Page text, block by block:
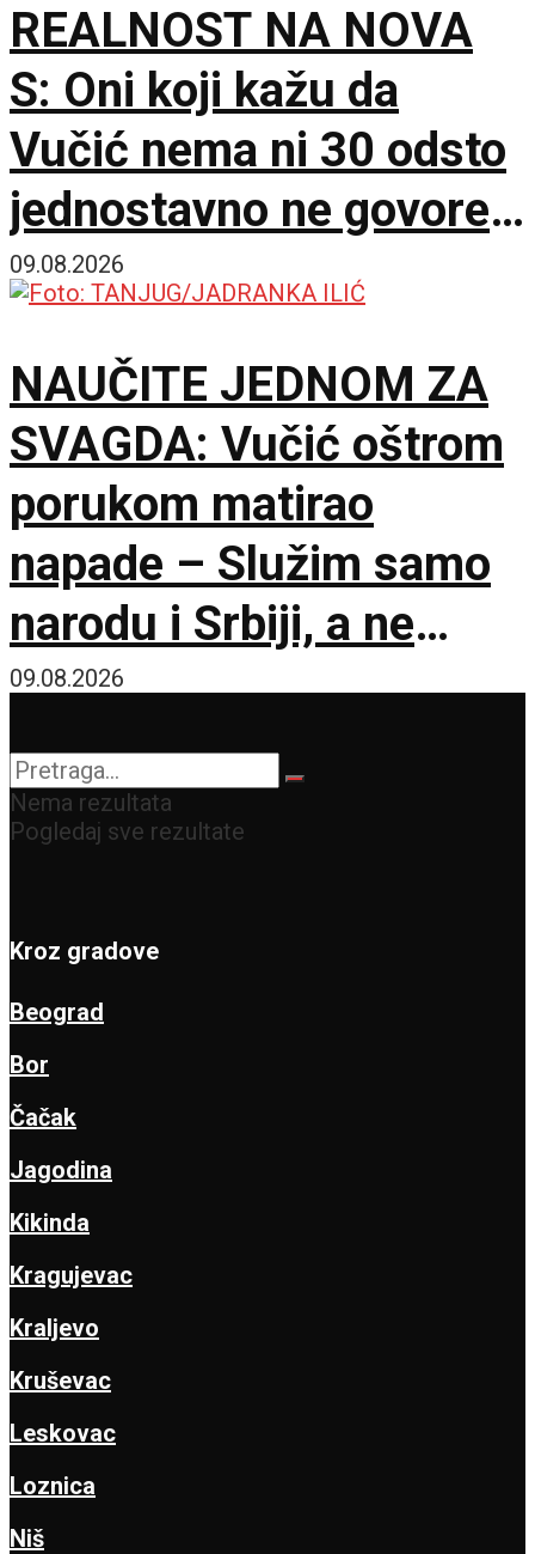
REALNOST NA NOVA
S: Oni koji kažu da
Vučić nema ni 30 odsto
jednostavno ne govore
istinu
09.08.2026
NAUČITE JEDNOM ZA
SVAGDA: Vučić oštrom
porukom matirao
napade – Služim samo
narodu i Srbiji, a ne
stranim silama
09.08.2026
Nema rezultata
Pogledaj sve rezultate
Kroz gradove
Beograd
Bor
Čačak
Jagodina
Kikinda
Kragujevac
Kraljevo
Kruševac
Leskovac
Loznica
Niš